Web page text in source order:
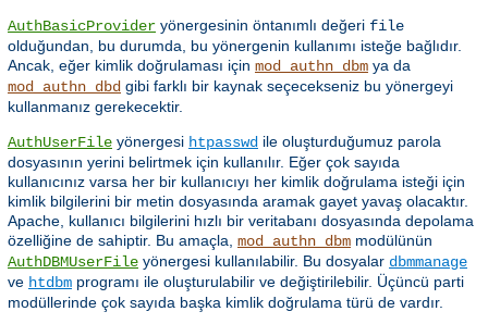
AuthBasicProvider yönergesinin öntanımlı değeri file
olduğundan, bu durumda, bu yönergenin kullanımı isteğe bağlıdır.
Ancak, eğer kimlik doğrulaması için mod_authn_dbm ya da
mod_authn_dbd gibi farklı bir kaynak seçecekseniz bu yönergeyi
kullanmanız gerekecektir.
AuthUserFile yönergesi htpasswd ile oluşturduğumuz parola
dosyasının yerini belirtmek için kullanılır. Eğer çok sayıda
kullanıcınız varsa her bir kullanıcıyı her kimlik doğrulama isteği için
kimlik bilgilerini bir metin dosyasında aramak gayet yavaş olacaktır.
Apache, kullanıcı bilgilerini hızlı bir veritabanı dosyasında depolama
özelliğine de sahiptir. Bu amaçla, mod_authn_dbm modülünün
AuthDBMUserFile yönergesi kullanılabilir. Bu dosyalar dbmmanage
ve htdbm programı ile oluşturulabilir ve değiştirilebilir. Üçüncü parti
modüllerinde çok sayıda başka kimlik doğrulama türü de vardır.